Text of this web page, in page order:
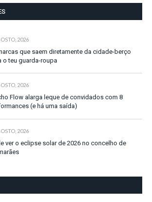
2026
que saem diretamente da cidade-berço
o teu guarda-roupa
2026
Flow alarga leque de convidados com 8
(e há uma saída)
2026
ver o eclipse solar de 2026 no concelho de